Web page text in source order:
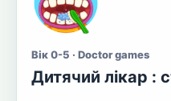
Вік 0-5 · Doctor games
Дитячий лікар :